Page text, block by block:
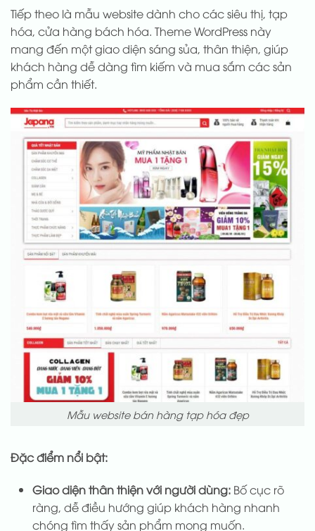
Tiếp theo là mẫu website dành cho các siêu thị, tạp
hóa, cửa hàng bách hóa. Theme WordPress này
mang đến một giao diện sáng sủa, thân thiện, giúp
khách hàng dễ dàng tìm kiếm và mua sắm các sản
phẩm cần thiết.
Mẫu website bán hàng tạp hóa đẹp
Đặc điểm nổi bật:
Giao diện thân thiện với người dùng:Bố cục rõ
ràng, dễ điều hướng giúp khách hàng nhanh
chóng tìm thấy sản phẩm mong muốn.